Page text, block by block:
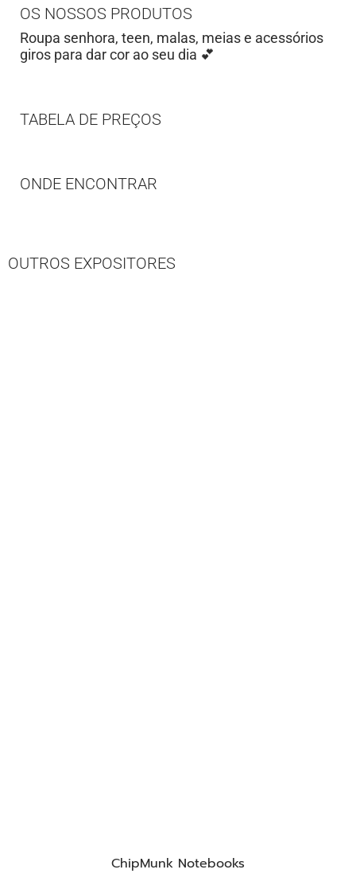
OS NOSSOS PRODUTOS
Roupa senhora, teen, malas, meias e acessórios
giros para dar cor ao seu dia 💕
TABELA DE PREÇOS
ONDE ENCONTRAR
OUTROS EXPOSITORES
ChipMunk Notebooks